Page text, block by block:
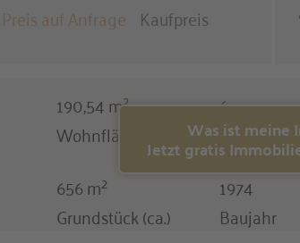
Preis auf Anfrage Kaufpreis
190,54 m²
Wohnfläche (ca.)
6
Zimmer
656 m²
Grundstück (ca.)
1974
Baujahr
Was ist meine
Jetzt gratis